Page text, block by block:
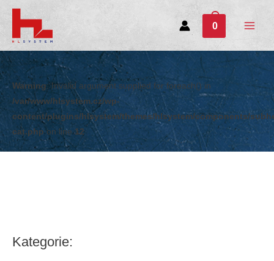
0
Menu
Kategorie:
Warning: Invalid argument supplied for foreach() in
/var/www/hlsystem.cz/wp-
content/plugins/hlsystem/themes/hlsystem/components/
cat.phpon line12